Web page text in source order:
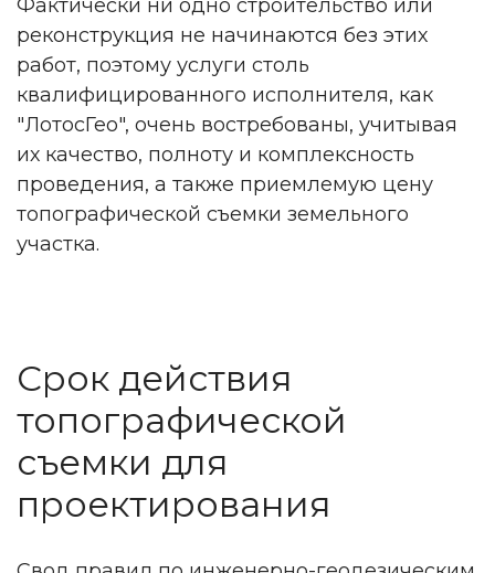
Фактически ни одно строительство или
реконструкция не начинаются без этих
работ, поэтому услуги столь
квалифицированного исполнителя, как
"ЛотосГео", очень востребованы, учитывая
их качество, полноту и комплексность
проведения, а также приемлемую цену
топографической съемки земельного
участка.
Срок действия
топографической
съемки для
проектирования